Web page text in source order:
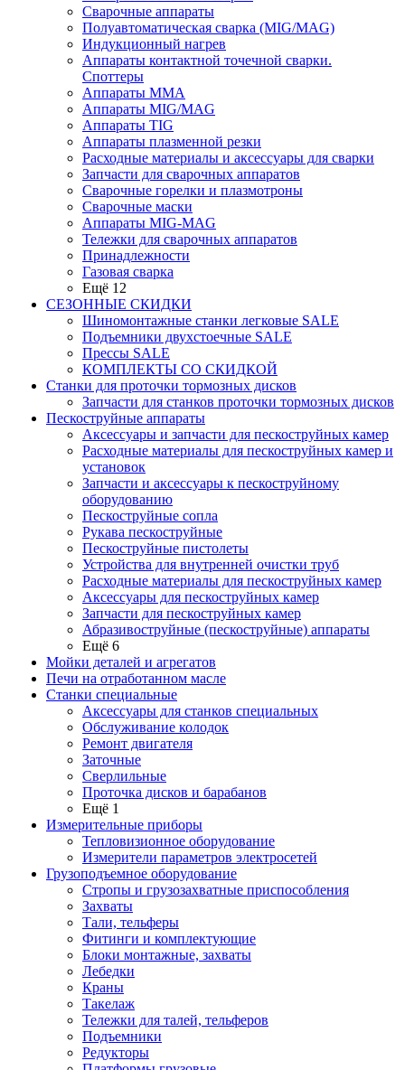
Сварочные аппараты
Полуавтоматическая сварка (MIG/MAG)
Индукционный нагрев
Аппараты контактной точечной сварки.
Споттеры
Аппараты MMA
Аппараты MIG/MAG
Аппараты TIG
Аппараты плазменной резки
Расходные материалы и аксессуары для сварки
Запчасти для сварочных аппаратов
Сварочные горелки и плазмотроны
Сварочные маски
Аппараты MIG-MAG
Тележки для сварочных аппаратов
Принадлежности
Газовая сварка
Ещё 12
СЕЗОННЫЕ СКИДКИ
Шиномонтажные станки легковые SALE
Подъемники двухстоечные SALE
Прессы SALE
КОМПЛЕКТЫ СО СКИДКОЙ
Станки для проточки тормозных дисков
Запчасти для станков проточки тормозных дисков
Пескоструйные аппараты
Аксессуары и запчасти для пескоструйных камер
Расходные материалы для пескоструйных камер и
установок
Запчасти и аксессуары к пескоструйному
оборудованию
Пескоструйные сопла
Рукава пескоструйные
Пескоструйные пистолеты
Устройства для внутренней очистки труб
Расходные материалы для пескоструйных камер
Аксессуары для пескоструйных камер
Запчасти для пескоструйных камер
Абразивоструйные (пескоструйные) аппараты
Ещё 6
Мойки деталей и агрегатов
Печи на отработанном масле
Станки специальные
Аксессуары для станков специальных
Обслуживание колодок
Ремонт двигателя
Заточные
Сверлильные
Проточка дисков и барабанов
Ещё 1
Измерительные приборы
Тепловизионное оборудование
Измерители параметров электросетей
Грузоподъемное оборудование
Стропы и грузозахватные приспособления
Захваты
Тали, тельферы
Фитинги и комплектующие
Блоки монтажные, захваты
Лебедки
Краны
Такелаж
Тележки для талей, тельферов
Подъемники
Редукторы